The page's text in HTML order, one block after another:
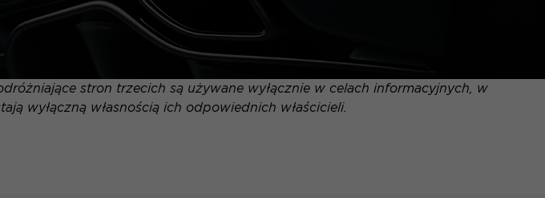
stron trzecich są używane wyłącznie w celach informacyjnych, w
wyłączną własnością ich odpowiednich właścicieli.